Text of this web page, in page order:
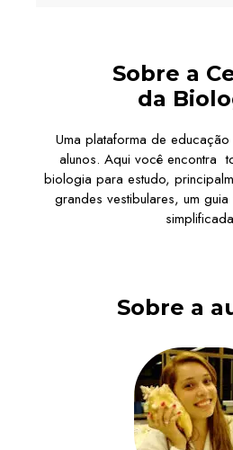
Sobre a
da
Uma plataforma de
alunos. Aqui você encontra
biologia para estudo,
grandes vestibulares, um
Sobre a